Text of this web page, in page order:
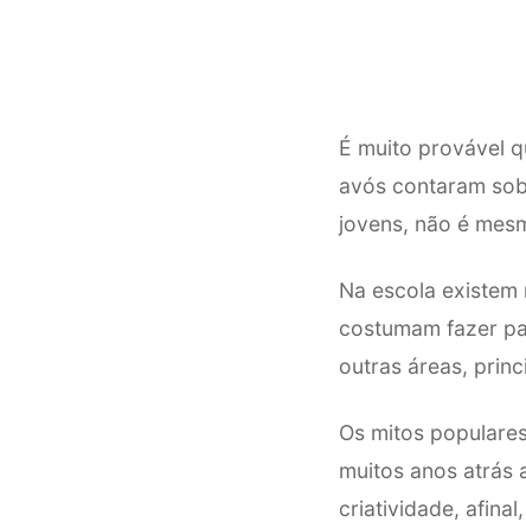
É muito provável
avós contaram
jovens, não é
Na escola
costumam fazer
outras áreas,
Os mitos
muitos anos atrás
criatividade,